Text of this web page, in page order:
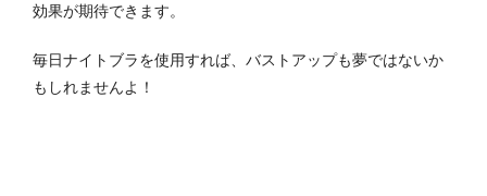
効果が期待できます。
毎日ナイトブラを使用すれば、バストアップも夢ではないか
もしれませんよ！